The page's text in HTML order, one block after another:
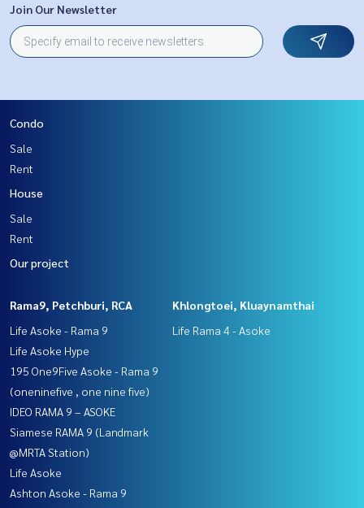
Join Our Newsletter
Condo
Sale
Rent
House
Sale
Rent
Our project
Rama9, Petchburi, RCA
Life Asoke - Rama 9
Life Asoke Hype
195 One9Five Asoke - Rama 9
(oneninefive , one nine five)
IDEO RAMA 9 – ASOKE
Siamese RAMA 9 (Landmark
@MRTA Station)
Life Asoke
Ashton Asoke - Rama 9
Khlongtoei, Kluaynamthai
Life Rama 4 - Asoke